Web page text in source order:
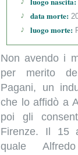
data morte:
luogo morte:
Non avendo i
per merito
Pagani, un
che lo affidò a
poi gli
Firenze. Il 15
quale